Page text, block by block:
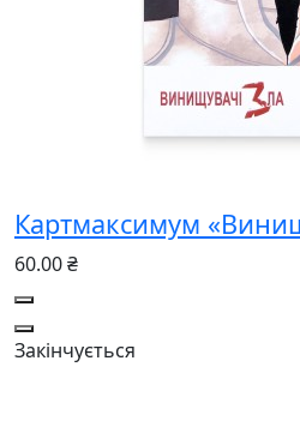
Картмаксимум
60.00 ₴
Закінчується